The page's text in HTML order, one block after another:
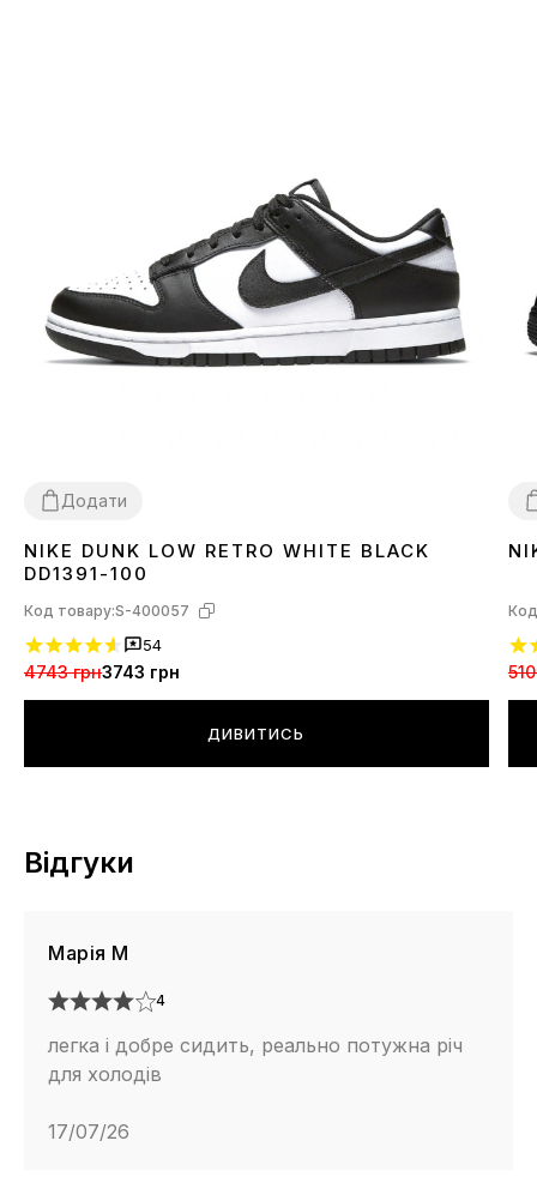
Додати
3637 383940 4142 43 4445
NIKE DUNK LOW RETRO WHITE BLACK
DD1391-100
Код товару:S-400057
54
4743 грн3743 грн
ДИВИТИСЬ
Відгуки
Марія М
4
легка і добре сидить, реально потужна річ
для холодів
17/07/26